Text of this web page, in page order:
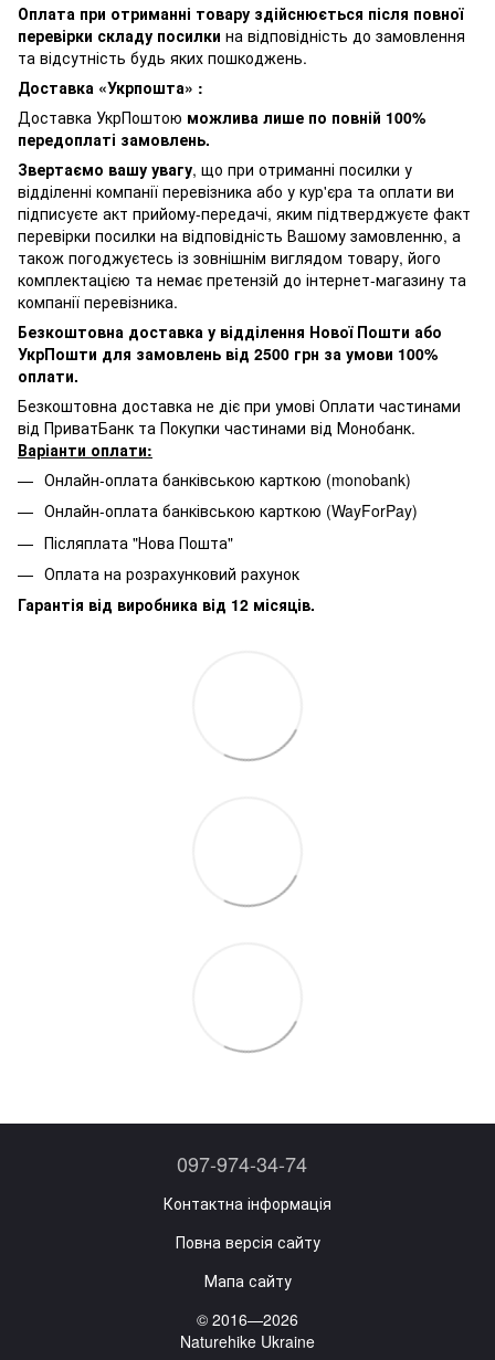
Оплата при отриманні товару здійснюється після повної
перевірки складу посилки на відповідність до замовлення
та відсутність будь яких пошкоджень.
Доставка «Укрпошта» :
Доставка УкрПоштою можлива лише по повній 100%
передоплаті замовлень.
Звертаємо вашу увагу, що при отриманні посилки у
відділенні компанії перевізника або у кур'єра та оплати ви
підписуєте акт прийому-передачі, яким підтверджуєте факт
перевірки посилки на відповідність Вашому замовленню, а
також погоджуєтесь із зовнішнім виглядом товару, його
комплектацією та немає претензій до інтернет-магазину та
компанії перевізника.
Безкоштовна доставка у відділення Нової Пошти або
УкрПошти для замовлень від 2500 грн за умови 100%
оплати.
Безкоштовна доставка не діє при умові Оплати частинами
від ПриватБанк та Покупки частинами від Монобанк.
Варіанти оплати:
Онлайн-оплата банківською карткою (monobank)
Онлайн-оплата банківською карткою (WayForPay)
Післяплата "Нова Пошта"
Оплата на розрахунковий рахунок
Гарантія від виробника від 12 місяців.
097-974-34-74
Контактна інформація
Повна версія сайту
Мапа сайту
© 2016—2026
Naturehike Ukraine